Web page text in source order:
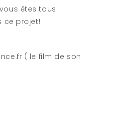
êtes tous
ce projet!
( le film de son